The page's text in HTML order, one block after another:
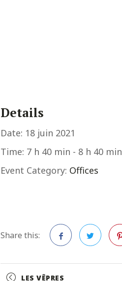
Details
Date: 18 juin 2021
Time: 7 h 40 min - 8 h 40 min
Event Category: Offices
Share this:
Event
LES VÊPRES